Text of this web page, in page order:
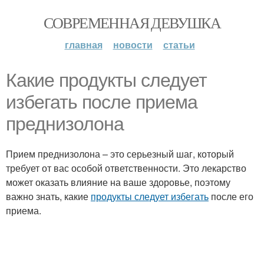
СОВРЕМЕННАЯ ДЕВУШКА
главная новости статьи
Какие продукты следует
избегать после приема
преднизолона
Прием преднизолона – это серьезный шаг, который
требует от вас особой ответственности. Это лекарство
может оказать влияние на ваше здоровье, поэтому
важно знать, какие продукты следует избегать после его
приема.